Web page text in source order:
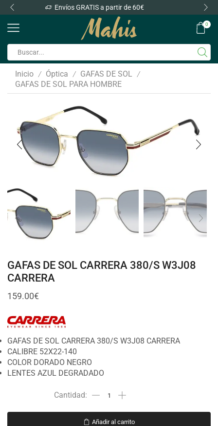
Envíos GRATIS a partir de 60€
0
Inicio / Óptica / GAFAS DE SOL /
GAFAS DE SOL PARA HOMBRE
GAFAS DE SOL CARRERA 380/S W3J08
CARRERA
159.00€
GAFAS DE SOL CARRERA 380/S W3J08 CARRERA
CALIBRE 52X22-140
COLOR DORADO NEGRO
LENTES AZUL DEGRADADO
Añadir al carrito